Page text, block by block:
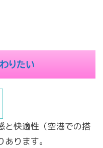
りたい
と快適性（空港での搭
ります。